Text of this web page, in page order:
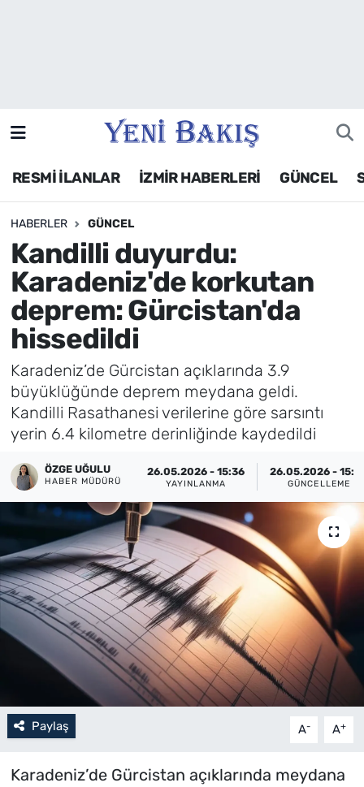
RESMİ İLANLAR İZMİR HABERLERİ GÜNCEL
HABERLER GÜNCEL
Kandilli duyurdu:
Karadeniz'de korkutan
deprem: Gürcistan'da
hissedildi
Karadeniz’de Gürcistan açıklarında 3.9
büyüklüğünde deprem meydana geldi.
Kandilli Rasathanesi verilerine göre sarsıntı
yerin 6.4 kilometre derinliğinde kaydedildi
ÖZGE UĞULU
HABER MÜDÜRÜ
26.05.2026 - 15:36
YAYINLANMA
26.05.2026 -
GÜNCELLEME
Paylaş A- A+
Karadeniz’de Gürcistan açıklarında meydana
Siyaset
Asayiş / Polis-Adliye
Spor
Magazin
Foto Galeri
Künye
İletişim